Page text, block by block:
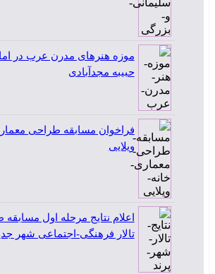
موزه هنرهای مدرن عرب در
حبیبه مجدآبادی
فراخوان مسابقه طراحی
ویلایی
اعلام نتایج مرحله اول
تالار فرهنگی-اجتماعی شهر